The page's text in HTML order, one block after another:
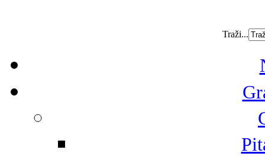
Traži...